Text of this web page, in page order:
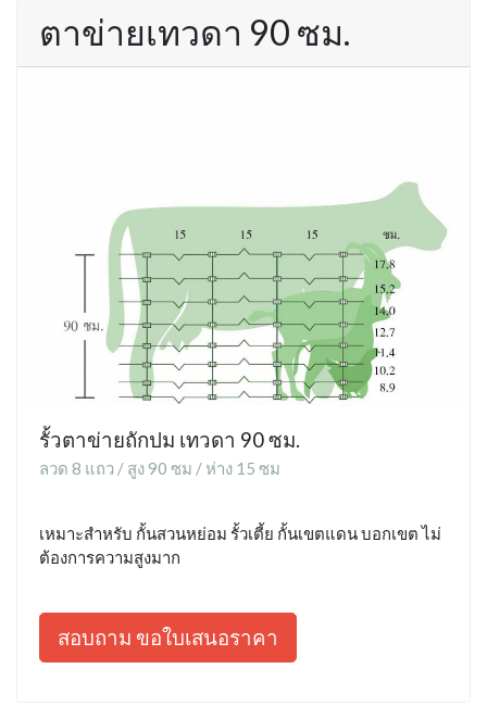
ตาข่ายเทวดา 90 ซม.
รั้วตาข่ายถักปม เทวดา 90 ซม.
ลวด 8 แถว / สูง 90 ซม / ห่าง 15 ซม
เหมาะสำหรับ กั้นสวนหย่อม รั้วเตี้ย กั้นเขตแดน บอกเขต ไม่
ต้องการความสูงมาก
สอบถาม ขอใบเสนอราคา